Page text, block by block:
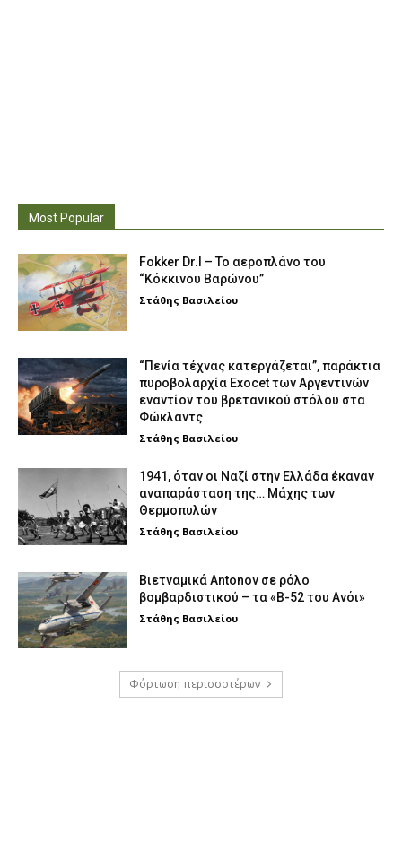
Most Popular
Fokker Dr.I – To αεροπλάνο του
“Κόκκινου Βαρώνου”
Στάθης Βασιλείου
“Πενία τέχνας κατεργάζεται”, παράκτια
πυροβολαρχία Exocet των Αργεντινών
εναντίον του βρετανικού στόλου στα
Φώκλαντς
Στάθης Βασιλείου
1941, όταν οι Ναζί στην Ελλάδα έκαναν
αναπαράσταση της… Μάχης των
Θερμοπυλών
Στάθης Βασιλείου
Βιετναμικά Antonov σε ρόλο
βομβαρδιστικού – τα «Β-52 του Ανόι»
Στάθης Βασιλείου
Φόρτωση περισσοτέρων